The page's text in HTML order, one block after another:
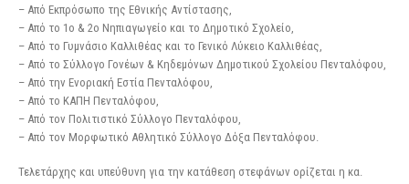
– Από Εκπρόσωπο της Εθνικής Αντίστασης,
– Από το 1ο & 2ο Νηπιαγωγείο και το Δημοτικό Σχολείο,
– Από το Γυμνάσιο Καλλιθέας και το Γενικό Λύκειο Καλλιθέας,
– Από το Σύλλογο Γονέων & Κηδεμόνων Δημοτικού Σχολείου Πενταλόφου,
– Από την Ενοριακή Εστία Πενταλόφου,
– Από το ΚΑΠΗ Πενταλόφου,
– Από τον Πολιτιστικό Σύλλογο Πενταλόφου,
– Από τον Μορφωτικό Αθλητικό Σύλλογο Δόξα Πενταλόφου.
Τελετάρχης και υπεύθυνη για την κατάθεση στεφάνων ορίζεται η κα.